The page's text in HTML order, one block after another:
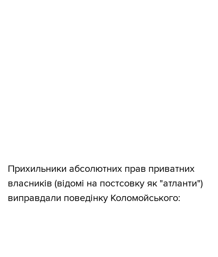
Прихильники абсолютних прав приватних
власників (відомі на постсовку як "атланти")
виправдали поведінку Коломойського: